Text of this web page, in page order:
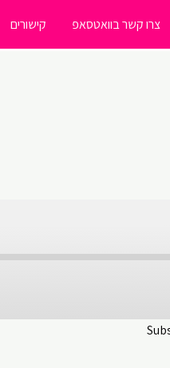
צרו קשר בוואטסאפ קישורים